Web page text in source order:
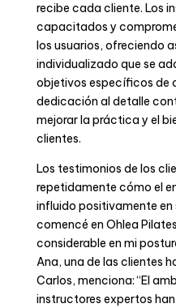
recibe cada cliente. Los
capacitados y
los usuarios, ofreciendo
individualizado que se
objetivos específicos de
dedicación al detalle
mejorar la práctica y el
clientes.
Los testimonios de los
repetidamente cómo el
influido positivamente en
comencé en Ohlea
considerable en mi
Ana, una de las clientes
Carlos, menciona: “El
instructores expertos